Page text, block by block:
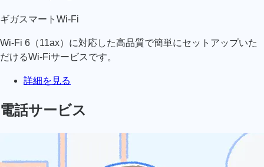
ギガスマートWi-Fi
Wi-Fi 6（11ax）に対応した高品質で簡単にセットアップいた
だけるWi-Fiサービスです。
詳細を見る
電話サービス